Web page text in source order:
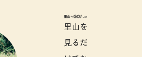
里山へGO!と
里山を
見るだ